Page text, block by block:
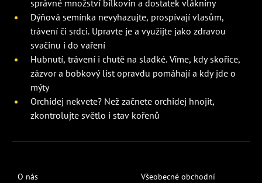
správné množství bílkovin a dostatek vlákniny
Dýňová semínka nevyhazujte, prospívají vlasům,
trávení či srdci. Upravte je a využijte jako zdravou
svačinu i do vaření
Hubnutí, trávení i chutě na sladké. Víme, kdy skořice,
zázvor a bobkový list opravdu pomáhají a kdy jde o
mýty
Orchidej nekvete? Než začnete orchidej hnojit,
zkontrolujte světlo i stav kořenů
O nás
Všeobecné obchodní